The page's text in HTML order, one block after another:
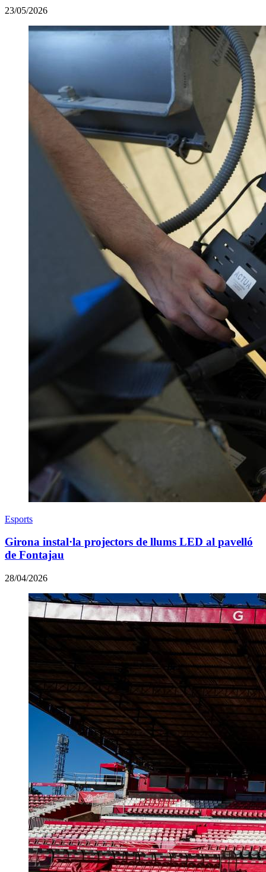
23/05/2026
Esports
Girona instal·la projectors de llums LED al pavelló
de Fontajau
28/04/2026